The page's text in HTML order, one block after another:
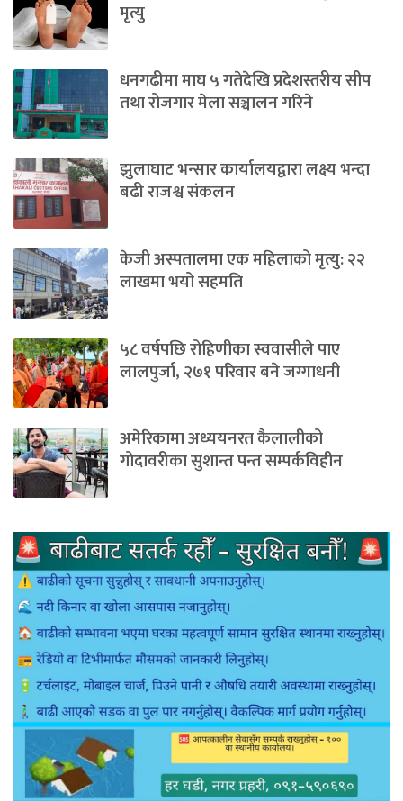
मृत्यु
धनगढीमा माघ ५ गतेदेखि प्रदेशस्तरीय सीप
तथा रोजगार मेला सञ्चालन गरिने
झुलाघाट भन्सार कार्यालयद्वारा लक्ष्य भन्दा
बढी राजश्व संकलन
केजी अस्पतालमा एक महिलाको मृत्यु: २२
लाखमा भयो सहमति
५८ वर्षपछि रोहिणीका स्ववासीले पाए
लालपुर्जा, २७१ परिवार बने जग्गाधनी
अमेरिकामा अध्ययनरत कैलालीको
गोदावरीका सुशान्त पन्त सम्पर्कविहीन